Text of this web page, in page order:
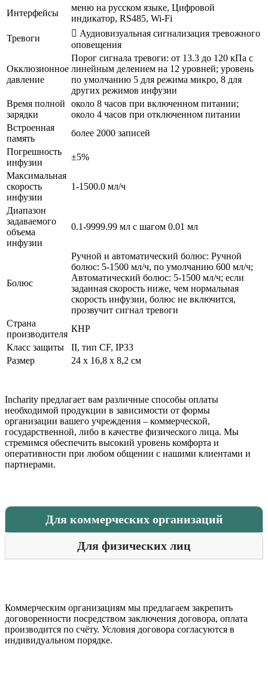
Интерфейсы
меню на русском языке, Цифровой
индикатор, RS485, Wi-Fi
Тревоги
 Аудиовизуальная сигнализация тревожного
оповещения
Окклюзионное
давление
Порог сигнала тревоги: от 13.3 до 120 кПа с
линейным делением на 12 уровней; уровень
по умолчанию 5 для режима микро, 8 для
других режимов инфузии
Время полной
зарядки
около 8 часов при включенном питании;
около 4 часов при отключенном питании
Встроенная
память
более 2000 записей
Погрешность
инфузии
±5%
Максимальная
скорость
инфузии
1-1500.0 мл/ч
Диапазон
задаваемого
объема
инфузии
0.1-9999.99 мл с шагом 0.01 мл
Болюс
Ручной и автоматический болюс: Ручной
болюс: 5-1500 мл/ч, по умолчанию 600 мл/ч;
Автоматический болюс: 5-1500 мл/ч; если
заданная скорость ниже, чем нормальная
скорость инфузии, болюс не включится,
прозвучит сигнал тревоги
Страна
производителя
КНР
Класс защиты
II, тип CF, IP33
Размер
24 х 16,8 х 8,2 см
Incharity предлагает вам различные способы оплаты
необходимой продукции в зависимости от формы
организации вашего учреждения – коммерческой,
государственной, либо в качестве физического лица. Мы
стремимся обеспечить высокий уровень комфорта и
оперативности при любом общении с нашими клиентами и
партнерами.
Для коммерческих организаций
Для физических лиц
Коммерческим организациям мы предлагаем закрепить
договоренности посредством заключения договора, оплата
производится по счёту. Условия договора согласуются в
индивидуальном порядке.